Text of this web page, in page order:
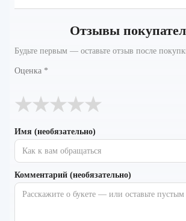
Отзывы
Будьте первым — оставьте отзыв после
Оценка *
★
★
★
★
★
Имя (необязательно)
Комментарий (необязательно)